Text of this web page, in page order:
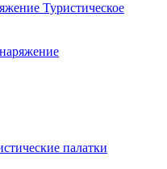
Туристическое
палатки